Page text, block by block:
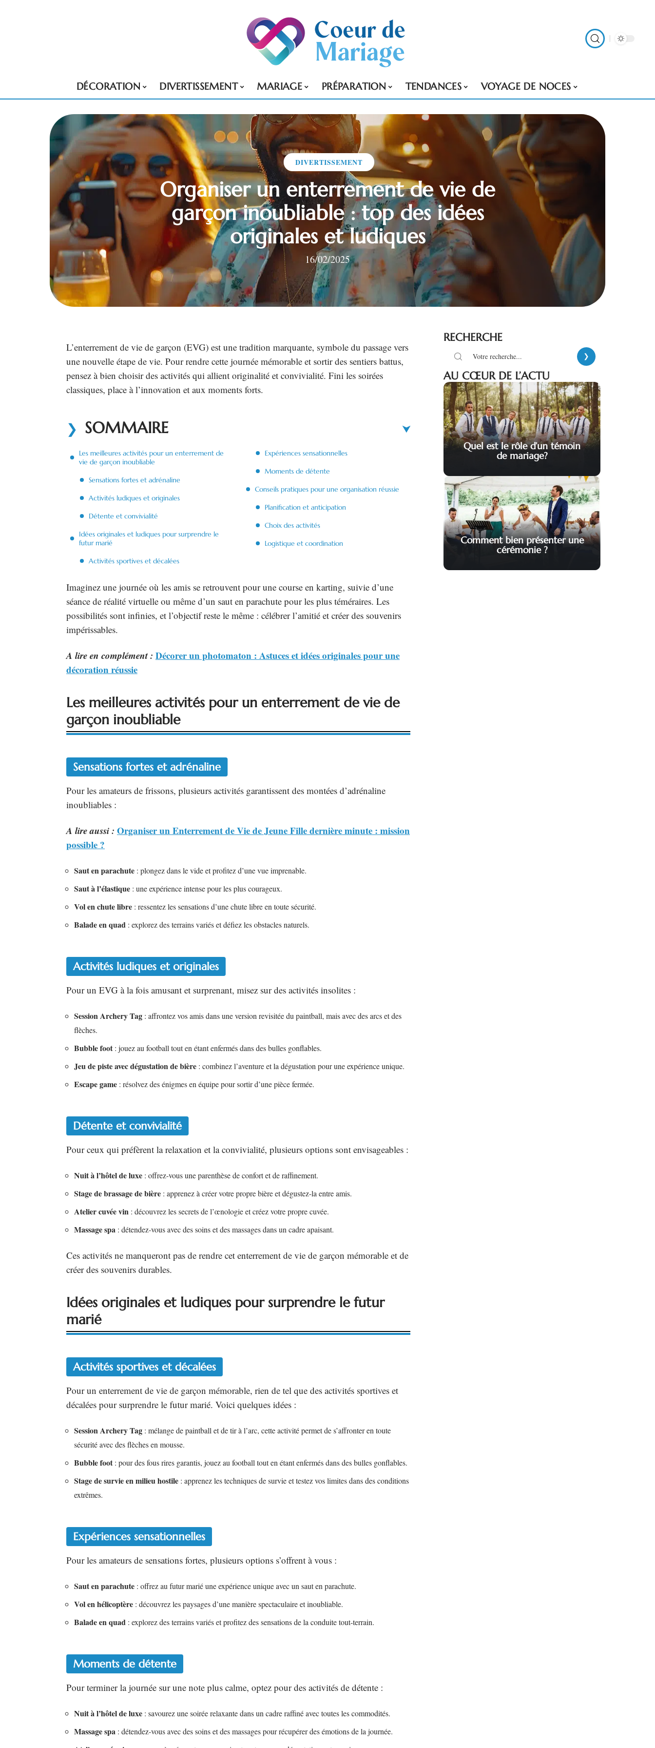
DÉCORATION DIVERTISSEMENT MARIAGE PRÉPARATION TENDANCES VOYAGE DE NOCES
DIVERTISSEMENT
Organiser un enterrement de vie de
garçon inoubliable : top des idées
originales et ludiques
16/02/2025
L’enterrement de vie de garçon (EVG) est une tradition marquante, symbole du passage vers
une nouvelle étape de vie. Pour rendre cette journée mémorable et sortir des sentiers battus,
pensez à bien choisir des activités qui allient originalité et convivialité. Fini les soirées
classiques, place à l’innovation et aux moments forts.
SOMMAIRE
Les meilleures activités pour un enterrement de
vie de garçon inoubliable
Sensations fortes et adrénaline
Activités ludiques et originales
Détente et convivialité
Idées originales et ludiques pour surprendre le
futur marié
Activités sportives et décalées
Expériences sensationnelles
Moments de détente
Conseils pratiques pour une organisation réussie
Planification et anticipation
Choix des activités
Logistique et coordination
Imaginez une journée où les amis se retrouvent pour une course en karting, suivie d’une
séance de réalité virtuelle ou même d’un saut en parachute pour les plus téméraires. Les
possibilités sont infinies, et l’objectif reste le même : célébrer l’amitié et créer des souvenirs
impérissables.
A lire en complément : Décorer un photomaton : Astuces et idées originales pour une
décoration réussie
Les meilleures activités pour un enterrement de vie de
garçon inoubliable
Sensations fortes et adrénaline
Pour les amateurs de frissons, plusieurs activités garantissent des montées d’adrénaline
inoubliables :
A lire aussi : Organiser un Enterrement de Vie de Jeune Fille dernière minute : mission
possible ?
Saut en parachute : plongez dans le vide et profitez d’une vue imprenable.
Saut à l’élastique : une expérience intense pour les plus courageux.
Vol en chute libre : ressentez les sensations d’une chute libre en toute sécurité.
Balade en quad : explorez des terrains variés et défiez les obstacles naturels.
Activités ludiques et originales
Pour un EVG à la fois amusant et surprenant, misez sur des activités insolites :
Session Archery Tag : affrontez vos amis dans une version revisitée du paintball, mais avec des arcs et des
flèches.
Bubble foot : jouez au football tout en étant enfermés dans des bulles gonflables.
Jeu de piste avec dégustation de bière : combinez l’aventure et la dégustation pour une expérience unique.
Escape game : résolvez des énigmes en équipe pour sortir d’une pièce fermée.
Détente et convivialité
Pour ceux qui préfèrent la relaxation et la convivialité, plusieurs options sont envisageables :
Nuit à l’hôtel de luxe : offrez-vous une parenthèse de confort et de raffinement.
Stage de brassage de bière : apprenez à créer votre propre bière et dégustez-la entre amis.
Atelier cuvée vin : découvrez les secrets de l’œnologie et créez votre propre cuvée.
Massage spa : détendez-vous avec des soins et des massages dans un cadre apaisant.
Ces activités ne manqueront pas de rendre cet enterrement de vie de garçon mémorable et de
créer des souvenirs durables.
Idées originales et ludiques pour surprendre le futur
marié
Activités sportives et décalées
Pour un enterrement de vie de garçon mémorable, rien de tel que des activités sportives et
décalées pour surprendre le futur marié. Voici quelques idées :
Session Archery Tag : mélange de paintball et de tir à l’arc, cette activité permet de s’affronter en toute
sécurité avec des flèches en mousse.
Bubble foot : pour des fous rires garantis, jouez au football tout en étant enfermés dans des bulles gonflables.
Stage de survie en milieu hostile : apprenez les techniques de survie et testez vos limites dans des conditions
extrêmes.
Expériences sensationnelles
Pour les amateurs de sensations fortes, plusieurs options s’offrent à vous :
Saut en parachute : offrez au futur marié une expérience unique avec un saut en parachute.
Vol en hélicoptère : découvrez les paysages d’une manière spectaculaire et inoubliable.
Balade en quad : explorez des terrains variés et profitez des sensations de la conduite tout-terrain.
Moments de détente
Pour terminer la journée sur une note plus calme, optez pour des activités de détente :
Nuit à l’hôtel de luxe : savourez une soirée relaxante dans un cadre raffiné avec toutes les commodités.
Massage spa : détendez-vous avec des soins et des massages pour récupérer des émotions de la journée.
RECHERCHE
AU CŒUR DE L’ACTU
Quel est le rôle d’un témoin
de mariage?
Comment bien présenter une
cérémonie ?